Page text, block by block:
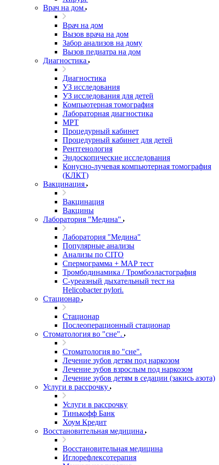
Врач на дом
Врач на дом
Вызов врача на дом
Забор анализов на дому
Вызов педиатра на дом
Диагностика
Диагностика
УЗ исследования
УЗ исследования для детей
Компьютерная томография
Лабораторная диагностика
МРТ
Процедурный кабинет
Процедурный кабинет для детей
Рентгенология
Эндоскопические исследования
Конусно-лучевая компьютерная томография
(КЛКТ)
Вакцинация
Вакцинация
Вакцины
Лаборатория "Медина"
Лаборатория "Медина"
Популярные анализы
Анализы по CITO
Спермограмма + МАР тест
Тромбодинамика / Тромбоэластография
С-уреазный дыхательный тест на
Helicobacter pylori.
Стационар
Стационар
Послеоперационный стационар
Стоматология во "сне".
Стоматология во "сне".
Лечение зубов детям под наркозом
Лечение зубов взрослым под наркозом
Лечение зубов детям в седации (закись азота)
Услуги в рассрочку
Услуги в рассрочку
Тинькофф Банк
Хоум Кредит
Восстановительная медицина
Восстановительная медицина
Иглорефлексотерапия